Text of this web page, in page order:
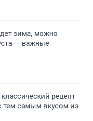
зима, можно
— важные
рецепт
тем самым вкусом из